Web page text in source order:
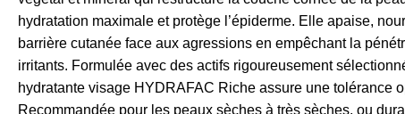
hydratation maximale et protège l’épiderme. Elle apaise,
barrière cutanée face aux agressions en empêchant la
irritants. Formulée avec des actifs rigoureusement
hydratante visage HYDRAFAC Riche assure une tolérance
Recommandée pour les peaux sèches à très sèches, ou